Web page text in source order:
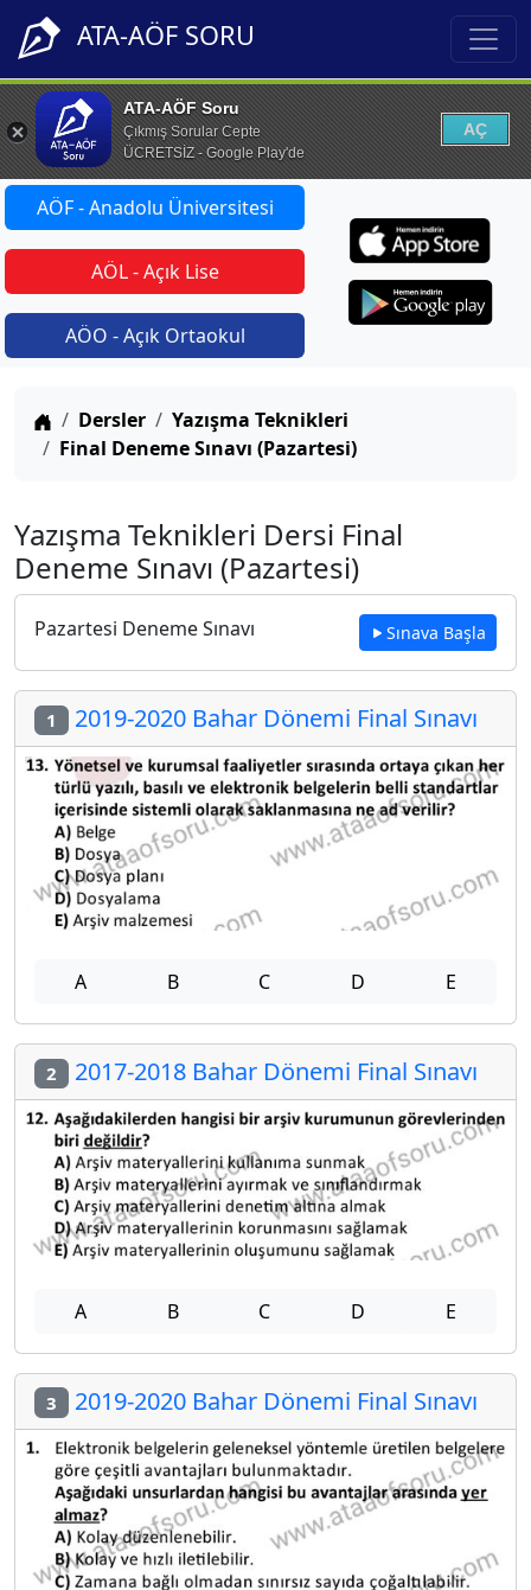
ATA-AÖF SORU
ATA-AÖF Soru
Çıkmış Sorular Cepte
ÜCRETSİZ - Google Play'de
AÇ
AÖF - Anadolu Üniversitesi
AÖL - Açık Lise
AÖO - Açık Ortaokul
Anasayfa
Dersler
Yazışma Teknikleri
Final Deneme Sınavı (Pazartesi)
Yazışma Teknikleri Dersi Final
Deneme Sınavı (Pazartesi)
Pazartesi Deneme Sınavı Sınava Başla
1 2019-2020 Bahar Dönemi Final Sınavı
A B C D E
2 2017-2018 Bahar Dönemi Final Sınavı
A B C D E
3 2019-2020 Bahar Dönemi Final Sınavı